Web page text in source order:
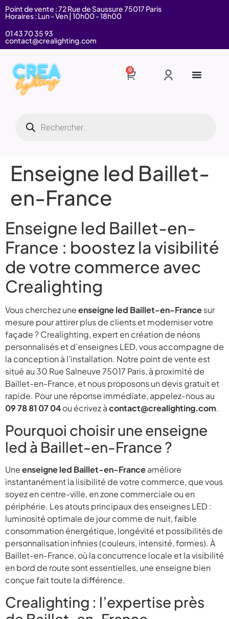
Point de vente : 72 Rue de Saussure 75017 Paris
Horaires : Lun - Ven | 10h00 - 18h00
01 43 70 35 93
contact@crealighting.com
0
Enseigne led Baillet-
en-France
Enseigne led Baillet-en-
France : boostez la visibilité
de votre commerce avec
Crealighting
Vous cherchez uneenseigne led Baillet-en-Francesur
mesure pour attirer plus de clients et moderniser votre
façade ? Crealighting, expert en création de néons
personnalisés et d’enseignes LED, vous accompagne de
la conception à l’installation. Notre point de vente est
situé au 30 Rue Salneuve 75017 Paris, à proximité de
Baillet-en-France, et nous proposons un devis gratuit et
rapide. Pour une réponse immédiate, appelez-nous au
09 78 81 07 04ou écrivez àcontact@crealighting.com.
Pourquoi choisir une enseigne
led à Baillet-en-France ?
Uneenseigne led Baillet-en-Franceaméliore
instantanément la lisibilité de votre commerce, que vous
soyez en centre-ville, en zone commerciale ou en
périphérie. Les atouts principaux des enseignes LED :
luminosité optimale de jour comme de nuit, faible
consommation énergétique, longévité et possibilités de
personnalisation infinies (couleurs, intensité, formes). À
Baillet-en-France, où la concurrence locale et la visibilité
en bord de route sont essentielles, une enseigne bien
conçue fait toute la différence.
Crealighting : l’expertise près